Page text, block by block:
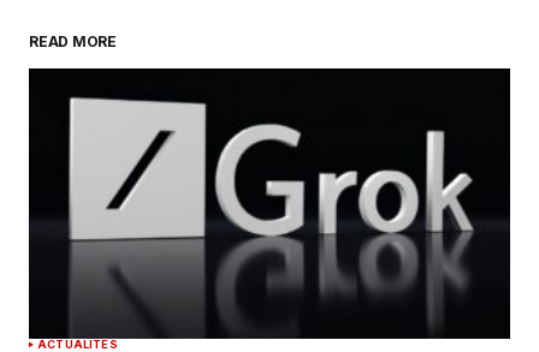
Your Name
Your E-mail*
Enregistrer mon nom, mon e-mail et mon
site dans le navigateur pour mon prochain
SUBMIT COMMENT
READ MORE
ACTUALITÉS